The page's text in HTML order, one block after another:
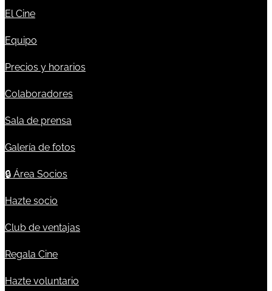
El Cine
Equipo
Precios y horarios
Colaboradores
Sala de prensa
Galería de fotos
🔒 Área Socios
Hazte socio
Club de ventajas
Regala Cine
Hazte voluntario